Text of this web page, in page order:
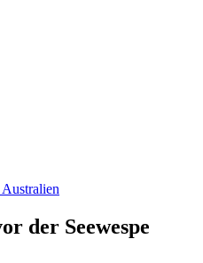
der Seewespe